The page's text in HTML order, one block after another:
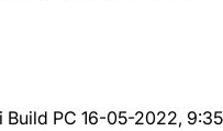
Build PC 16-05-2022,